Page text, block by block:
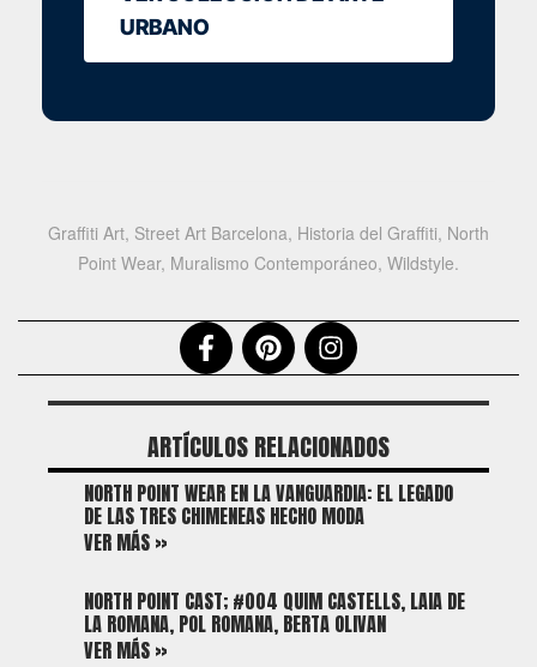
URBANO
Graffiti Art, Street Art Barcelona, Historia del Graffiti, North
Point Wear, Muralismo Contemporáneo, Wildstyle.
ARTÍCULOS RELACIONADOS
NORTH POINT WEAR EN LA VANGUARDIA: EL LEGADO
DE LAS TRES CHIMENEAS HECHO MODA
VER MÁS »
NORTH POINT CAST; #004 QUIM CASTELLS, LAIA DE
LA ROMANA, POL ROMANA, BERTA OLIVAN
VER MÁS »